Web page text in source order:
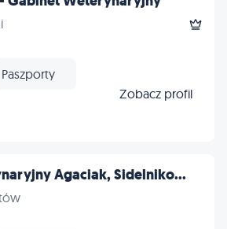
Paszporty
Zobacz profil
Agaciak, Sidelniko...